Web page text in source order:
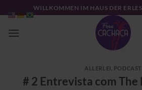
Inhalt
springen
WILLKOMMEN IM HAUS DER
ALLERLEI PODCAST
# 2 Entrevista com The